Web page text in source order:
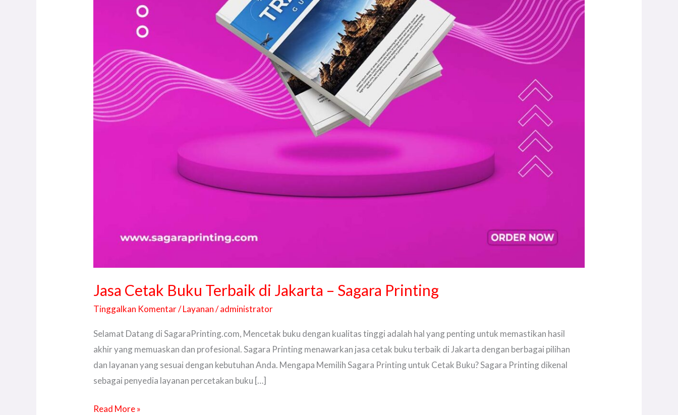
Jasa Cetak Buku Terbaik di Jakarta – Sagara Printing
Tinggalkan Komentar/Layanan/administrator
Selamat Datang di SagaraPrinting.com, Mencetak buku dengan kualitas tinggi adalah hal yang penting untuk memastikan hasil
akhir yang memuaskan dan profesional. Sagara Printing menawarkan jasa cetak buku terbaik di Jakarta dengan berbagai pilihan
dan layanan yang sesuai dengan kebutuhan Anda. Mengapa Memilih Sagara Printing untuk Cetak Buku? Sagara Printing dikenal
sebagai penyedia layanan percetakan buku […]
Read More »